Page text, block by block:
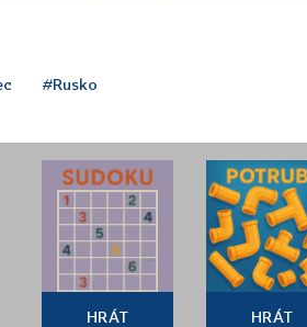
#Rusko
HRÁT HRÁT